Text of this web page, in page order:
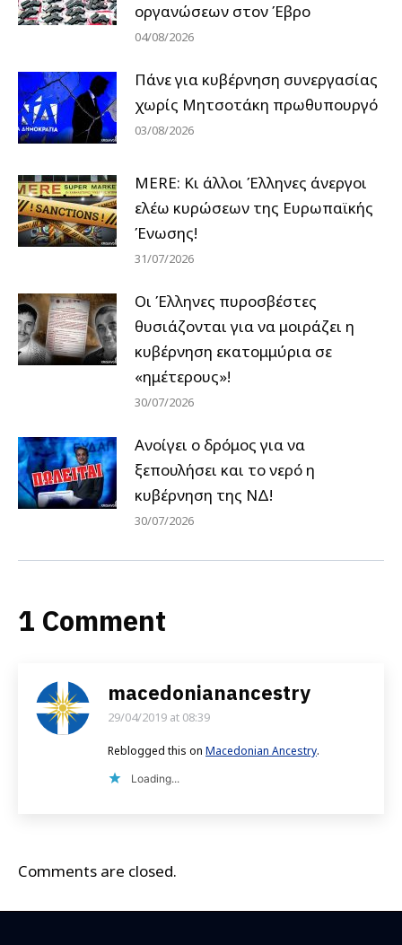
οργανώσεων στον Έβρο
04/08/2026
Πάνε για κυβέρνηση συνεργασίας
χωρίς Μητσοτάκη πρωθυπουργό
03/08/2026
MERE: Κι άλλοι Έλληνες άνεργοι
ελέω κυρώσεων της Ευρωπαϊκής
Ένωσης!
31/07/2026
Οι Έλληνες πυροσβέστες
θυσιάζονται για να μοιράζει η
κυβέρνηση εκατομμύρια σε
«ημέτερους»!
30/07/2026
Ανοίγει ο δρόμος για να
ξεπουλήσει και το νερό η
κυβέρνηση της ΝΔ!
30/07/2026
1 Comment
macedonianancestry
says:
29/04/2019 at 08:39
Reblogged this on Macedonian Ancestry.
Loading...
Comments are closed.